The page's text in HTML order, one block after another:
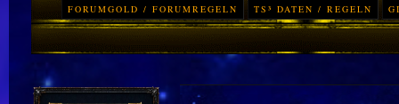
FORUMGOLD / FORUMREGELN TS³ DATEN / REGELN